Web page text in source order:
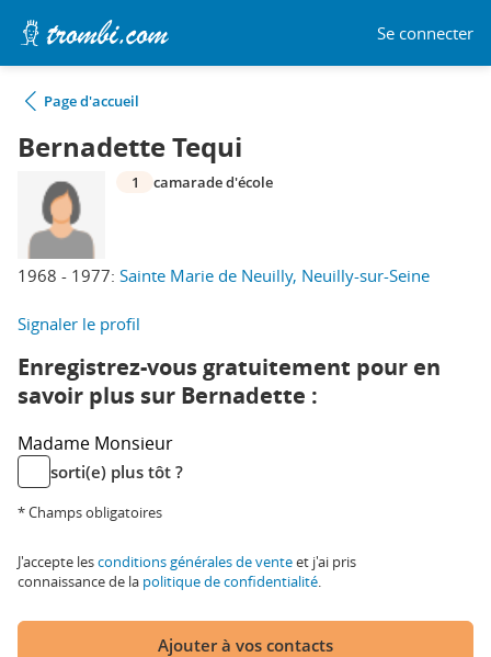
Se connecter
Page d'accueil
Bernadette Tequi
1968 - 1977: Sainte Marie de Neuilly, Neuilly-sur-Seine
1 camarade d'école
Signaler le profil
Enregistrez-vous gratuitement pour en
savoir plus sur Bernadette :
Madame Monsieur
sorti(e) plus tôt ?
* Champs obligatoires
J'accepte lesconditions générales de venteet j'ai pris
connaissance de la politique de confidentialité.
Ajouter à vos contacts